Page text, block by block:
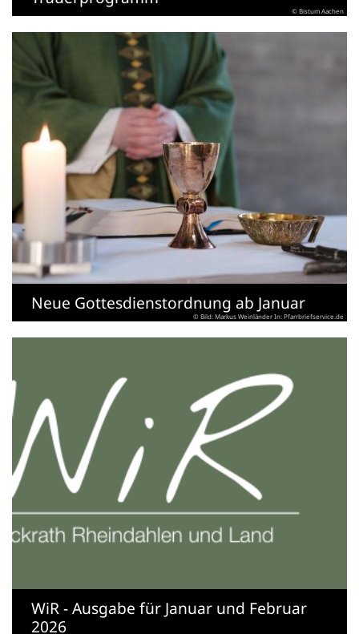
© Bistum Aachen
Neue Gottesdienstordnung ab Januar
© Bild: Markus Weinländer In: Pfarrbriefservice.de
WiR - Ausgabe für Januar und Februar
2026